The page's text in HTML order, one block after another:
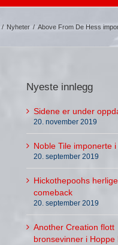
/ Nyheter / Above From De Hess
Nyeste innlegg
Sidene er under
20. november 2019
Noble Tile imponerte
20. september 2019
Hickothepoohs herlige
comeback
20. september 2019
Another Creation flott
bronsevinner i Hoppe